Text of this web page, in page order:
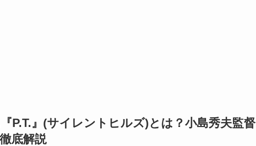
P.T.』(サイレントヒルズ)とは？小島秀夫監督
底解説